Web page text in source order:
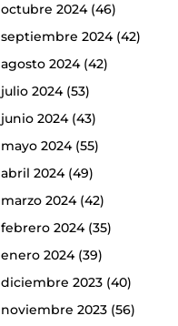
octubre 2024(46)
septiembre 2024(42)
agosto 2024(42)
julio 2024(53)
junio 2024(43)
mayo 2024(55)
abril 2024(49)
marzo 2024(42)
febrero 2024(35)
enero 2024(39)
diciembre 2023(40)
noviembre 2023(56)